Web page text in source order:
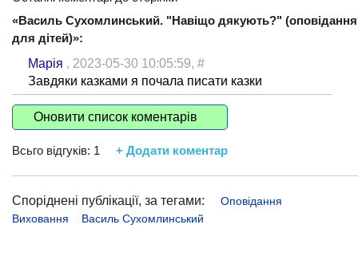
«Василь Сухомлинський. "Навіщо дякують?" (оповідання
для дітей)»:
Марія , 2023-05-30 10:05:59, #
Завдяки казками я почала писати казки
Оновити список коментарів
Всьго відгуків: 1 + Додати коментар
Споріднені публікації, за тегами:
Оповідання
Виховання
Василь Сухомлинський